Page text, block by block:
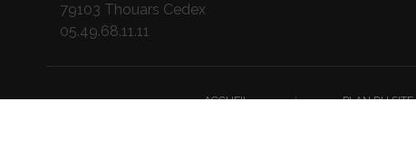
79103 Thouars Cedex
05.49.68.11.11
ACCUEIL I PLAN DU SITE